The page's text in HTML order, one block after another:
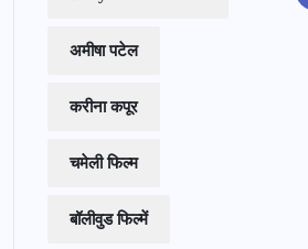
अमीषा पटेल
करीना कपूर
चमेली फिल्म
बॉलीवुड फिल्में